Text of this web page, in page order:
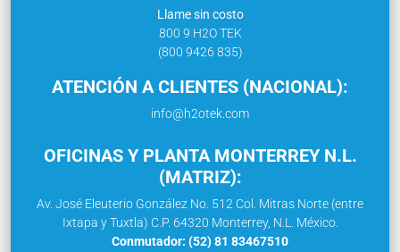
Llame sin costo
800 9 H2O TEK
(800 9426 835)
ATENCIÓN A CLIENTES (NACIONAL):
info@h2otek.com
OFICINAS Y PLANTA MONTERREY N.L.
(MATRIZ):
Av. José Eleuterio González No. 512 Col. Mitras Norte (entre
Ixtapa y Tuxtla) C.P. 64320 Monterrey, N.L. México.
Conmutador: (52) 81 83467510